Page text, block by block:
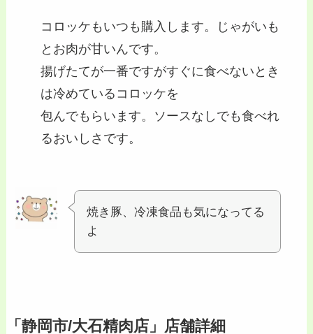
コロッケもいつも購入します。じゃがいも
とお肉が甘いんです。
揚げたてが一番ですがすぐに食べないとき
は冷めているコロッケを
包んでもらいます。ソースなしでも食べれ
るおいしさです。
焼き豚、冷凍食品も気になってる
よ
「静岡市/大石精肉店」店舗詳細